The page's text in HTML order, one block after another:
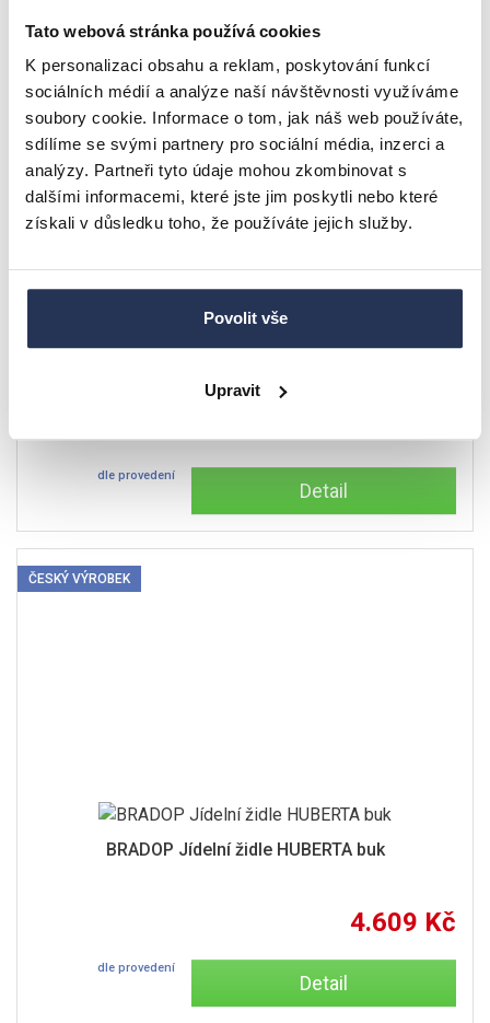
Tato webová stránka používá cookies
K personalizaci obsahu a reklam, poskytování funkcí
sociálních médií a analýze naší návštěvnosti využíváme
soubory cookie. Informace o tom, jak náš web používáte,
sdílíme se svými partnery pro sociální média, inzerci a
analýzy. Partneři tyto údaje mohou zkombinovat s
dalšími informacemi, které jste jim poskytli nebo které
získali v důsledku toho, že používáte jejich služby.
Povolit vše
Upravit
dle provedení
Detail
NOVINKA
BRADOP Jídelní židle HUBERTA buk
4.609 Kč
dle provedení
Detail
ČESKÝ VÝROBEK